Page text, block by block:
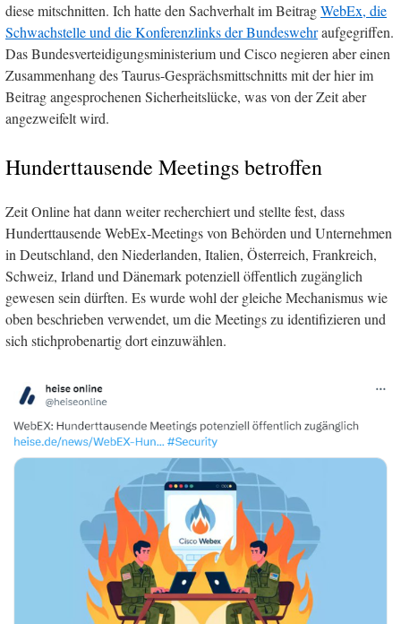
diese mitschnitten. Ich hatte den Sachverhalt im BeitragWebEx, die
Schwachstelle und die Konferenzlinks der Bundeswehraufgegriffen.
Das Bundesverteidigungsministerium und Cisco negieren aber einen
Zusammenhang des Taurus-Gesprächsmittschnitts mit der hier im
Beitrag angesprochenen Sicherheitslücke, was von der Zeit aber
angezweifelt wird.
Hunderttausende Meetings betroffen
Zeit Online hat dann weiter recherchiert und stellte fest, dass
Hunderttausende WebEx-Meetings von Behörden und Unternehmen
in Deutschland, den Niederlanden, Italien, Österreich, Frankreich,
Schweiz, Irland und Dänemark potenziell öffentlich zugänglich
gewesen sein dürften. Es wurde wohl der gleiche Mechanismus wie
oben beschrieben verwendet, um die Meetings zu identifizieren und
sich stichprobenartig dort einzuwählen.